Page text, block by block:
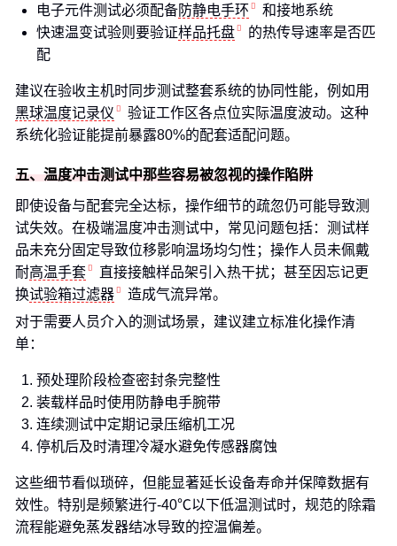
电子元件测试必须配备防静电手环
和接地系统
快速温变试验则要验证样品托盘
的热传导速率是否匹
配
建议在验收主机时同步测试整套系统的协同性能，例如用
黑球温度记录仪
验证工作区各点位实际温度波动。这种
系统化验证能提前暴露80%的配套适配问题。
五、温度冲击测试中那些容易被忽视的操作陷阱
即使设备与配套完全达标，操作细节的疏忽仍可能导致测
试失效。在极端温度冲击测试中，常见问题包括：测试样
品未充分固定导致位移影响温场均匀性；操作人员未佩戴
耐高温手套
直接接触样品架引入热干扰；甚至因忘记更
换试验箱过滤器
造成气流异常。
对于需要人员介入的测试场景，建议建立标准化操作清
单：
预处理阶段检查密封条完整性
装载样品时使用防静电手腕带
连续测试中定期记录压缩机工况
停机后及时清理冷凝水避免传感器腐蚀
这些细节看似琐碎，但能显著延长设备寿命并保障数据有
效性。特别是频繁进行-40℃以下低温测试时，规范的除霜
流程能避免蒸发器结冰导致的控温偏差。